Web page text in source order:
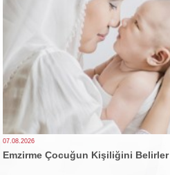
07.08.2026
Emzirme Çocuğun Kişiliğini Belirler